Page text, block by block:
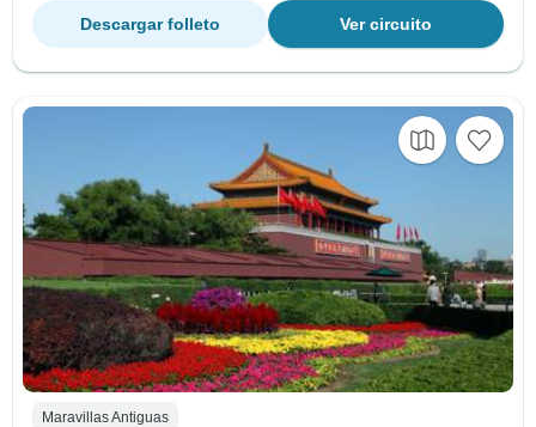
Ver circuito
Descargar folleto
Maravillas Antiguas